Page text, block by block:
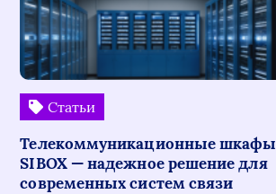
Статьи
Телекоммуникационные шкафы
SIBOX — надежное решение для
современных систем связи